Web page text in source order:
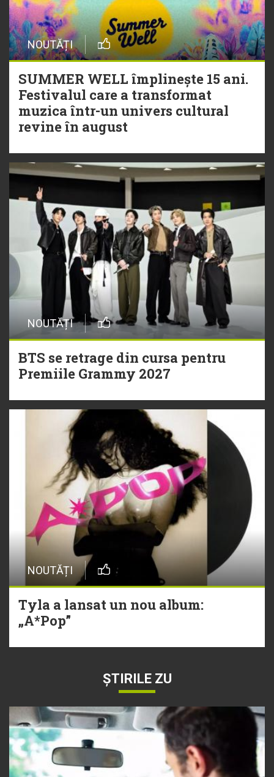
NOUTĂȚI
SUMMER WELL împlinește 15 ani.
Festivalul care a transformat
muzica într-un univers cultural
revine în august
NOUTĂȚI
BTS se retrage din cursa pentru
Premiile Grammy 2027
NOUTĂȚI
Tyla a lansat un nou album:
„A*Pop”
ȘTIRILE ZU